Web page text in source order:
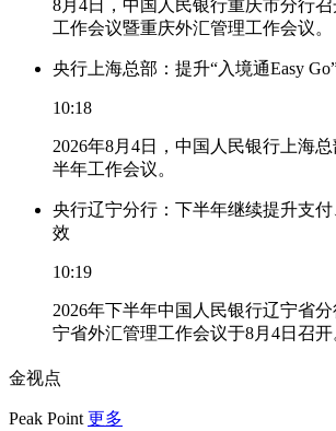
8月4日，中国人民银行重庆市分行
工作会议暨重庆外汇管理工作会议。
央行上海总部：提升“入境通Easy
10:18
2026年8月4日，中国人民银行上海
半年工作会议。
央行辽宁分行：下半年继续提升支
效
10:19
2026年下半年中国人民银行辽宁省
宁省外汇管理工作会议于8月4日召开
金视点
Peak Point 更多